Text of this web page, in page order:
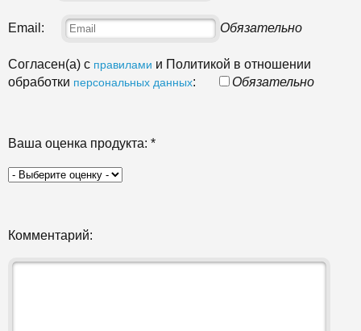
Email: Обязательно
Согласен(а) с правилами и Политикой в отношении
обработки персональных данных: Обязательно
Ваша оценка продукта: *
Комментарий: